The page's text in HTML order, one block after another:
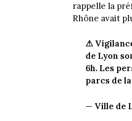
rappelle la
Rhône avait
⚠
de Lyon
6h. Les
parcs de
— Ville de